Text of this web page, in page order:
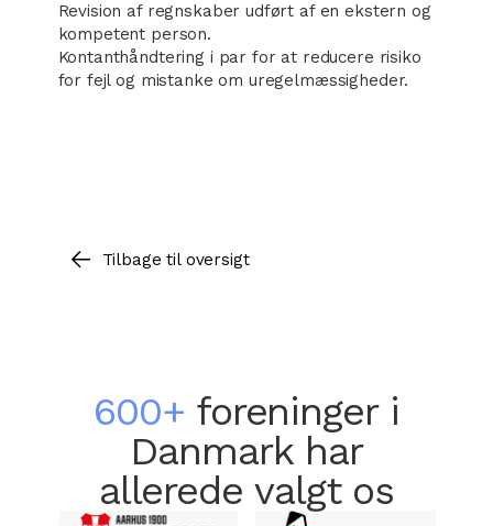
Revision af regnskaber udført af en ekstern og
kompetent person.
Kontanthåndtering i par for at reducere risiko
for fejl og mistanke om uregelmæssigheder.
Tilbage til oversigt
600+ foreninger i
Danmark har
allerede valgt os